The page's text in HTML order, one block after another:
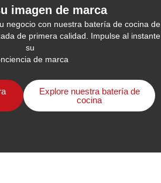
imagen de marca
negocio con nuestra batería de cocina de
de primera calidad. Impulse al instante
su
de marca
Explore nuestra batería de
cocina